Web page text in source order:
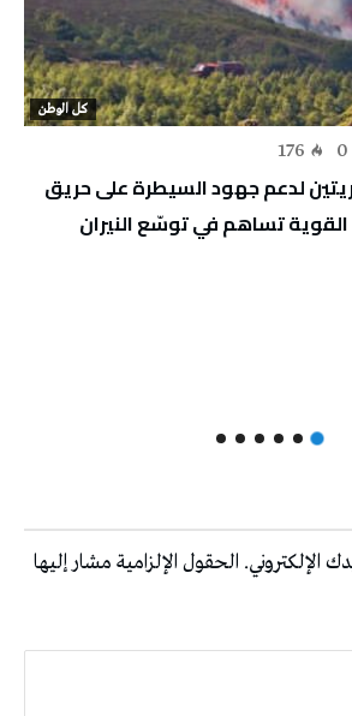
كل الوطن
176
لدعم جهود السيطرة على حريق
القوية تساهم في توسّع النيران
الإلكتروني. الحقول الإلزامية مشار إليها